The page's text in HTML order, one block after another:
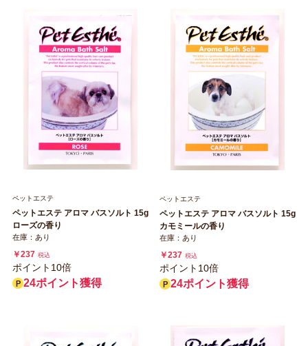
ペットエステ
ペットエステ アロマ バスソルト 15g
ローズの香り
在庫：あり
￥237 税込
ポイント10倍
24ポイント獲得
ペットエステ
ペットエステ アロマ バスソルト 15g
カモミールの香り
在庫：あり
￥237 税込
ポイント10倍
24ポイント獲得